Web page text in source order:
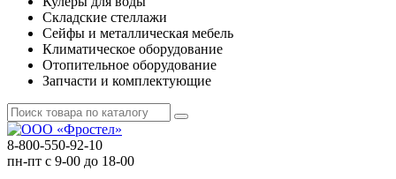
Складские стеллажи
Сейфы и металлическая мебель
Климатическое оборудование
Отопительное оборудование
Запчасти и комплектующие
8-800-550-92-10
пн-пт с 9-00 до 18-00